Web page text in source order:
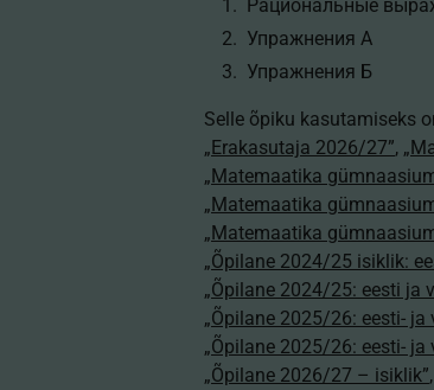
Рациональные
Упражнения A
Упражнения Б
Selle õpiku kasutamiseks
„Erakasutaja 2026/27”,
„Matemaatika
„Matemaatika
„Matemaatika
„Õpilane 2024/25 isiklik:
„Õpilane 2024/25: eesti ja
„Õpilane 2025/26: eesti- ja
„Õpilane 2025/26: eesti- ja
„Õpilane 2026/27 – isiklik”,